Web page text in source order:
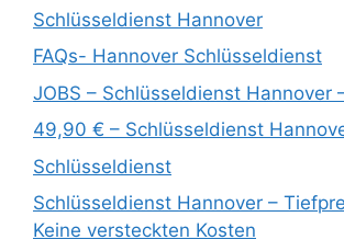
Schlüsseldienst Hannover
FAQs- Hannover Schlüsseldienst
JOBS – Schlüsseldienst Hannover
49,90 € – Schlüsseldienst
Schlüsseldienst
Schlüsseldienst Hannover –
Keine versteckten Kosten